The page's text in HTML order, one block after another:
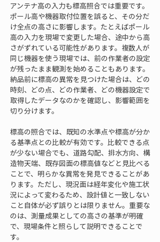
アンテナ高の入力も標高照合では重要です。
ポール高や機器取付位置を誤ると、その分だ
け全点の高さに影響します。たとえばポール
高の入力を現場で変更した場合、途中から高
さがずれている可能性があります。複数人が
同じ機器を使う現場では、前の作業者の設定
が残ったまま観測を始めることもあります。
納品前に標高の異常を見つけた場合は、どの
時刻、どの点、どの作業者、どの機器設定で
取得したデータなのかを確認し、影響範囲を
切り分けます。
標高の照合では、既知の水準点や標高が分か
る基準点との比較が有効です。比較できる点
が少ない場合でも、道路勾配、排水方向、構
造物天端、既存図面の標高値などと見比べる
ことで、明らかな異常を発見できることがあ
ります。ただし、現況面は経年変化や施工状
況によって変わるため、設計値と一致しない
こと自体が必ず誤りとは限りません。重要な
のは、測量成果としての高さの基準が明確
で、現場条件と照らして説明できることで
す。